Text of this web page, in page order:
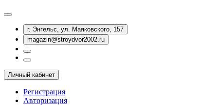
г. Энгельс, ул. Маяковского, 157
magazin@stroydvor2002.ru
Личный кабинет
Регистрация
Авторизация